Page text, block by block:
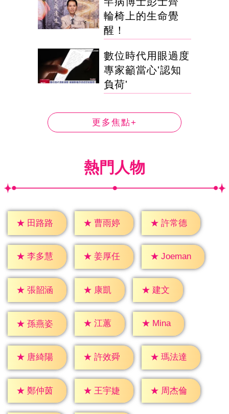
輪椅上的生命覺
醒！
數位時代用眼過度
專家籲當心'認知
負荷'
更多焦點+
熱門人物
★ 田路路 ★ 曹雨婷 ★ 許常德
★ 李多慧 ★ 姜厚任 ★ Joeman
★ 張韶涵 ★ 康凱 ★ 建文
★ 孫燕姿 ★ 江蕙 ★ Mina
★ 唐綺陽 ★ 許效舜 ★ 瑪法達
★ 鄭仲茵 ★ 王宇婕 ★ 周杰倫